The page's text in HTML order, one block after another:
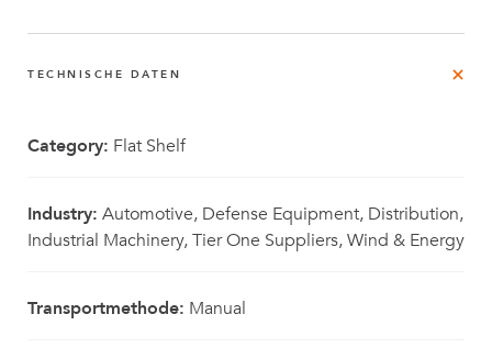
TECHNISCHE DATEN
Category: Flat Shelf
Industry: Automotive, Defense Equipment, Distribution,
Industrial Machinery, Tier One Suppliers, Wind & Energy
Transportmethode: Manual